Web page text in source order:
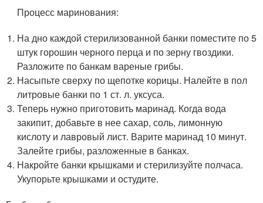
Процесс маринования:
На дно каждой стерилизованной банки поместите по 5
штук горошин черного перца и по зерну гвоздики.
Разложите по банкам вареные грибы.
Насыпьте сверху по щепотке корицы. Налейте в пол
литровые банки по 1 ст. л. уксуса.
Теперь нужно приготовить маринад. Когда вода
закипит, добавьте в нее сахар, соль, лимонную
кислоту и лавровый лист. Варите маринад 10 минут.
Залейте грибы, разложенные в банках.
Накройте банки крышками и стерилизуйте полчаса.
Укупорьте крышками и остудите.